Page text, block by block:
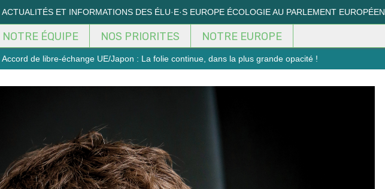
ACTUALITÉS ET INFORMATIONS DES ÉLU·E·S EUROPE ÉCOLOGIE AU PARLEMENT EUROPÉEN
NOTRE ÉQUIPE NOS PRIORITES NOTRE EUROPE
Accord de libre-échange UE/Japon : La folie continue, dans la plus grande opacité !